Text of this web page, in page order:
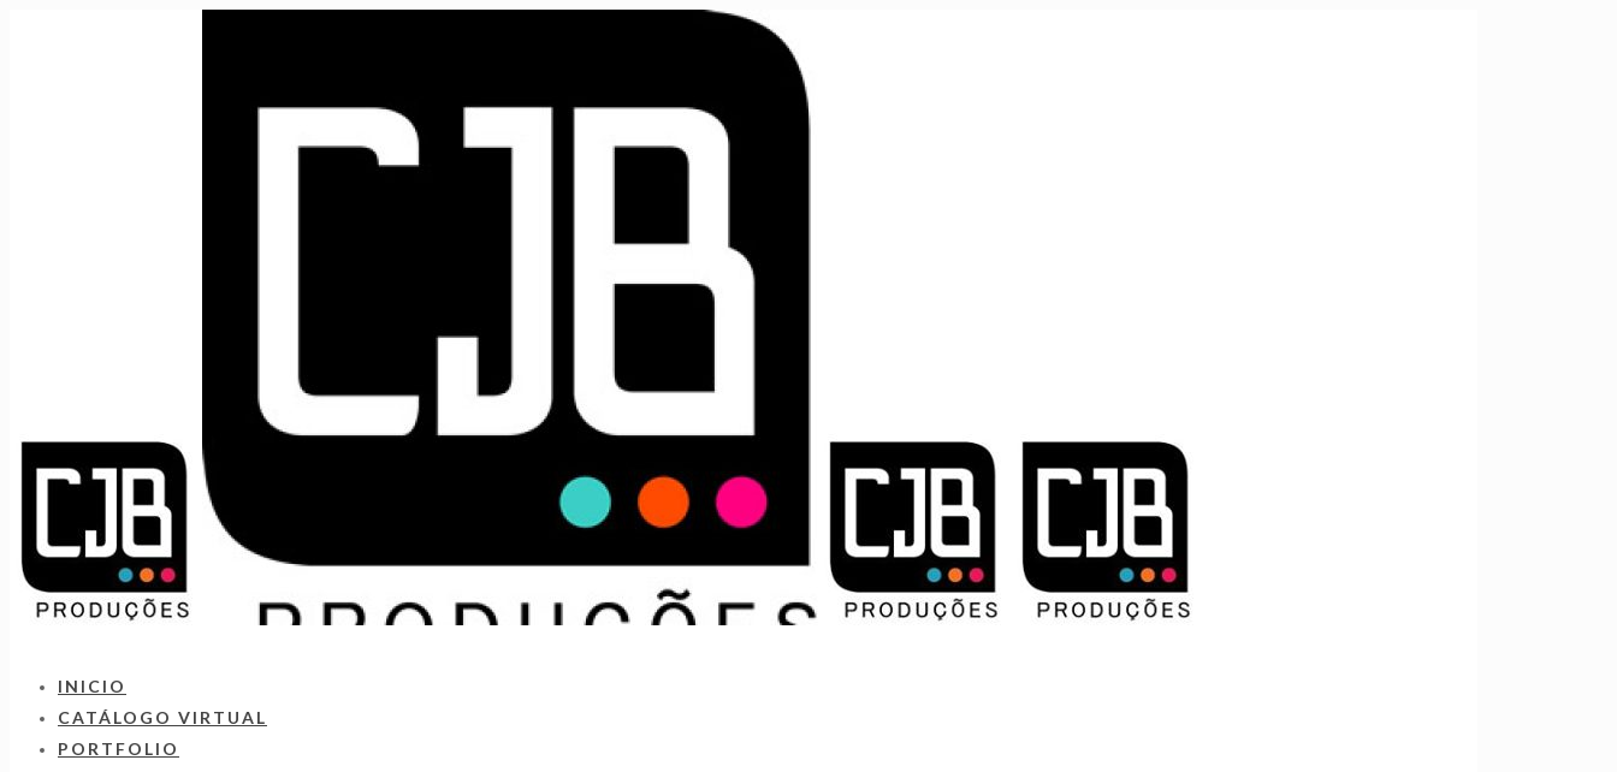
INICIO
CATÁLOGO VIRTUAL
PORTFOLIO